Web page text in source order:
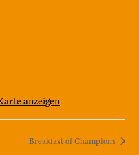
anzeigen
Breakfast of Champions